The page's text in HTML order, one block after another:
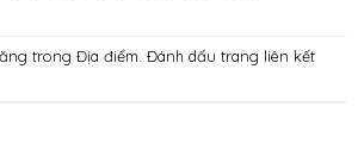
trongĐịa điểm. Đánh dấu trang liên kết